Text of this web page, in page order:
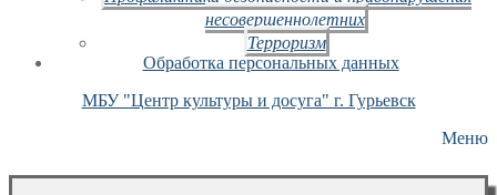
несовершеннолетних
Терроризм
Обработка персональных данных
МБУ "Центр культуры и досуга" г. Гурьевск
Меню